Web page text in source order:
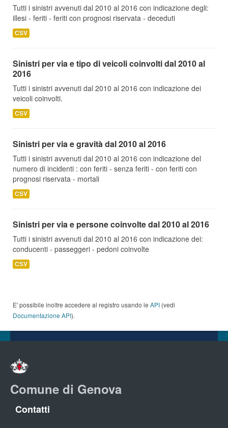
Tutti i sinistri avvenuti dal 2010 al 2016 con indicazione degli:
illesi - feriti - feriti con prognosi riservata - deceduti
CSV
Sinistri per via e tipo di veicoli coinvolti dal 2010 al
2016
Tutti i sinistri avvenuti dal 2010 al 2016 con indicazione dei
veicoli coinvolti.
CSV
Sinistri per via e gravità dal 2010 al 2016
Tutti i sinistri avvenuti dal 2010 al 2016 con indicazione del
numero di incidenti : con feriti - senza feriti - con feriti con
prognosi riservata - mortali
CSV
Sinistri per via e persone coinvolte dal 2010 al 2016
Tutti i sinistri avvenuti dal 2010 al 2016 con indicazione dei:
conducenti - passeggeri - pedoni coinvolte
CSV
E' possibile inoltre accedere al registro usando le API (vedi
Documentazione API).
Comune di Genova
Contatti